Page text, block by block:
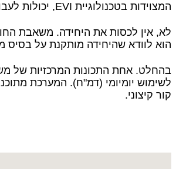
המצוידות בטכנולוגיית EVI, יכולות לעבוד ביעילות גבוהה עד טמפרטורות של מינוס 15 או מינוס 20 מעלות צלזיוס, מה שמספק מענה מלא לכל תרחיש חורפי בישראל.
לא, אין לכסות את היחידה. משאבת
הוא לוודא שהיחידה מותקנת על
בהחלט. אחת התכונות המרכזיות של
לשימוש יומיומי (דמ"ח). המערכת
קור קיצוני.